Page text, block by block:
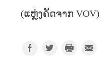
(ແຫຼ່ງຄັດຈາກ VOV)